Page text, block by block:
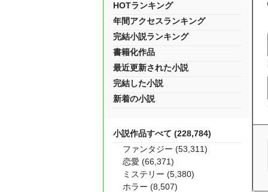
HOTランキング
年間アクセスランキング
完結小説ランキング
書籍化作品
最近更新された小説
完結した小説
新着の小説
小説作品すべて (228,784)
ファンタジー (53,311)
恋愛 (66,371)
ミステリー (5,380)
ホラー (8,507)